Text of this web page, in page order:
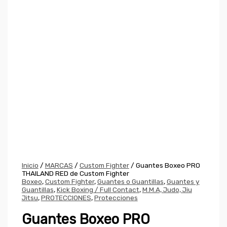
Inicio / MARCAS / Custom Fighter/ Guantes Boxeo PRO
THAILAND RED de Custom Fighter
Boxeo,Custom Fighter,Guantes o Guantillas,Guantes y
Guantillas,Kick Boxing / Full Contact,M.M.A, Judo, Jiu
Jitsu,PROTECCIONES,Protecciones
Guantes Boxeo PRO